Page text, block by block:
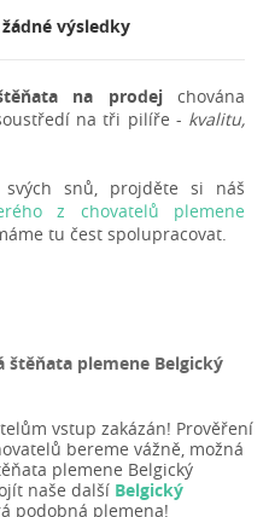
výsledky
na prodejchována
na tři pilíře - kvalitu,
snů, projděte si náš
z chovatelů plemene
tu čest spolupracovat.
plemene Belgický
vstup zakázán! Prověření
bereme vážně, možná
plemene Belgický
naše další Belgický
podobná plemena!